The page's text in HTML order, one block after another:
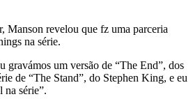
Manson revelou que fz uma parceria
na série.
gravámos um versão de “The End”, dos
de “The Stand”, do Stephen King, e eu
na série”.